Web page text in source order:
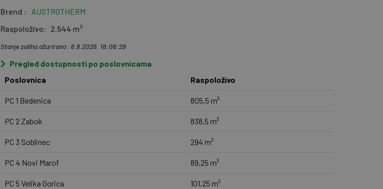
Brend :
AUSTROTHERM
Raspoloživo: 2.544 m²
Stanje zaliha ažurirano: 8.8.2026. 18:06:29
Pregled dostupnosti po poslovnicama
Poslovnica
Raspoloživo
PC 1 Bedenica 805,5 m²
PC 2 Zabok 838,5 m²
PC 3 Soblinec 294 m²
PC 4 Novi Marof 89,25 m²
PC 5 Velika Gorica 101,25 m²